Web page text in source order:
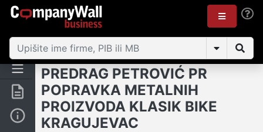
Rezime
Osnovni podaci
PREDRAG PETROVIĆ PR
POPRAVKA METALNIH
PROIZVODA KLASIK BIKE
KRAGUJEVAC